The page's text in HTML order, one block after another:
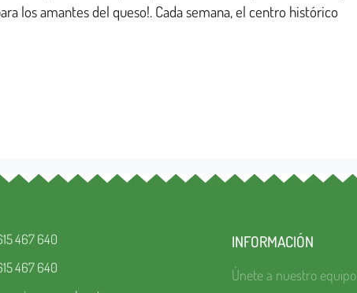
los amantes del queso!. Cada semana, el centro histórico
467 640
467 640
INFORMACIÓN
Únete a nuestro equipo